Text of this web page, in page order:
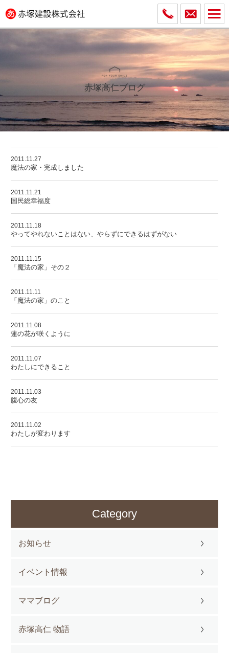
赤塚高仁ブログ
2011.11.27
魔法の家・完成しました
2011.11.21
国民総幸福度
2011.11.18
やってやれないことはない、やらずにできるはずがない
2011.11.15
「魔法の家」その２
2011.11.11
「魔法の家」のこと
2011.11.08
蓮の花が咲くように
2011.11.07
わたしにできること
2011.11.03
腹心の友
2011.11.02
わたしが変わります
Category
お知らせ
イベント情報
ママブログ
赤塚高仁 物語